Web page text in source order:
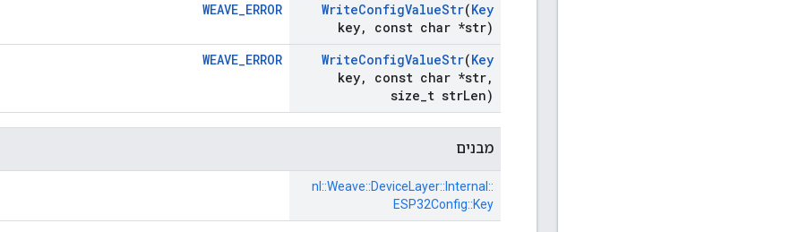
WriteConfigValueStr(Key
key, const char *str)
WEAVE_ERROR
WriteConfigValueStr(Key
key, const char *str,
size t strLen)
WEAVE_ERROR
מבנים
nl::Weave::DeviceLayer:: Internal::
ESP32Config::Key